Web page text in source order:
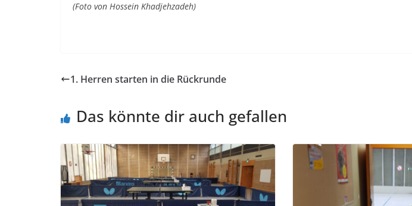
(Foto von Hossein Khadjehzadeh)
1. Herren starten in die Rückrunde
Das könnte dir auch gefallen